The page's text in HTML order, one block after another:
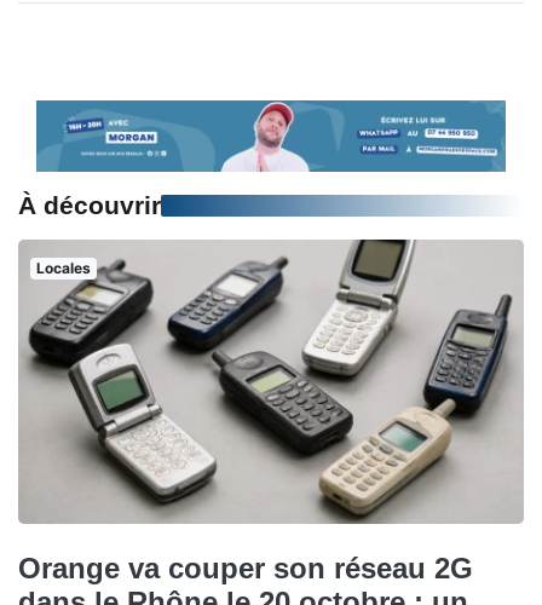
À découvrir
Locales
Orange va couper son réseau 2G